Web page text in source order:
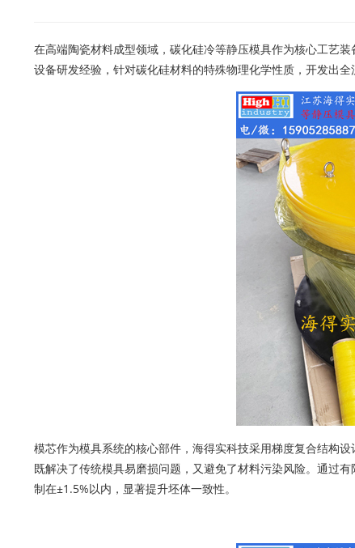
在高端陶瓷材料成型领域，碳化硅冷等静压模具作为核心工艺
设备研发经验，针对碳化硅材料的特殊物理化学性质，开发出
模芯作为模具系统的核心部件，海得实科技采用梯度复合结构
既解决了传统模具易磨损问题，又避免了材料污染风险。通过
制在±1.5%以内，显著提升坯体一致性。